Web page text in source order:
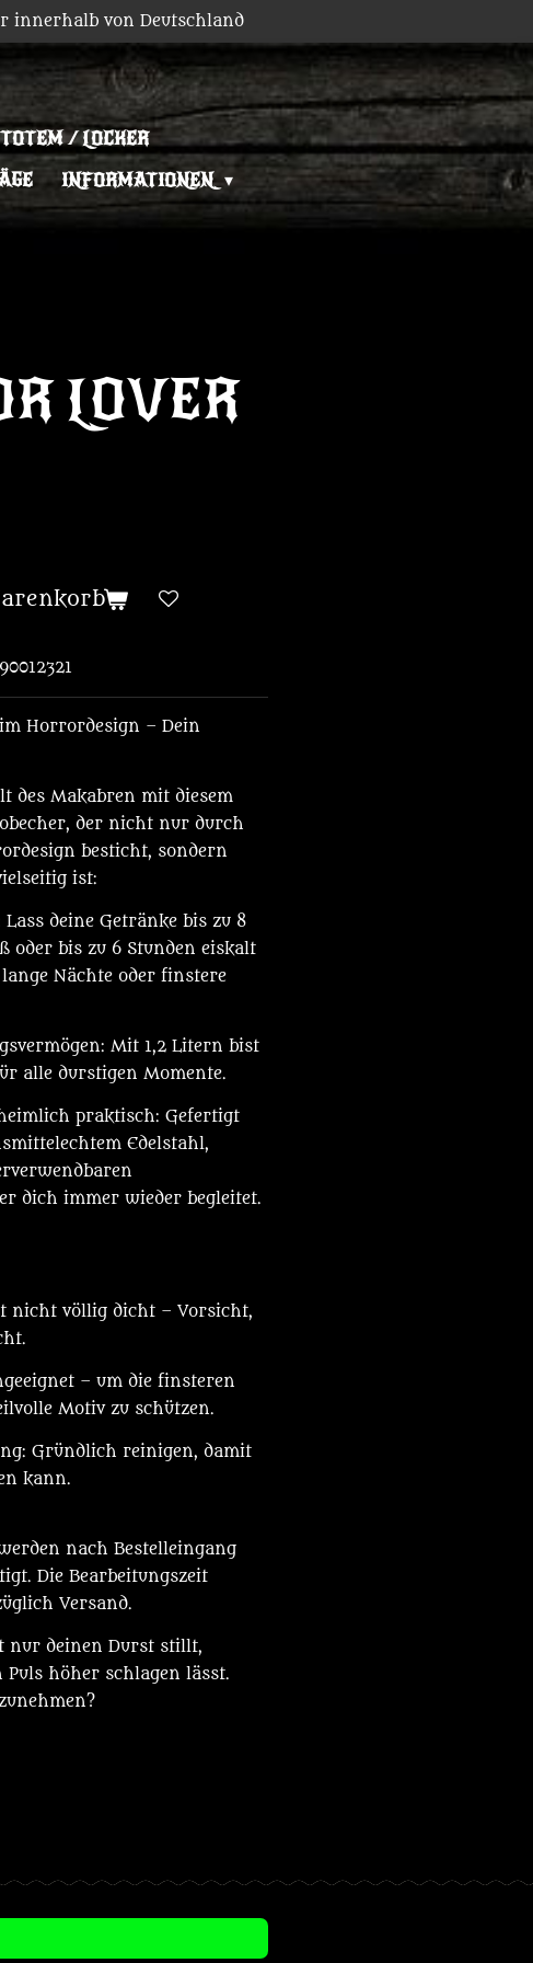
innerhalb von Deutschland
/ LOCKER
INFORMATIONEN
LOVER
Horrordesign – Dein
des Makabren mit diesem
der nicht nur durch
besticht, sondern
ist:
deine Getränke bis zu 8
oder bis zu 6 Stunden eiskalt
Nächte oder finstere
Mit 1,2 Litern bist
alle durstigen Momente.
praktisch: Gefertigt
Edelstahl,
dich immer wieder begleitet.
nicht völlig dicht – Vorsicht,
– um die finsteren
Motiv zu schützen.
Gründlich reinigen, damit
kann.
nach Bestelleingang
Die Bearbeitungszeit
Versand.
nur deinen Durst stillt,
Puls höher schlagen lässt.